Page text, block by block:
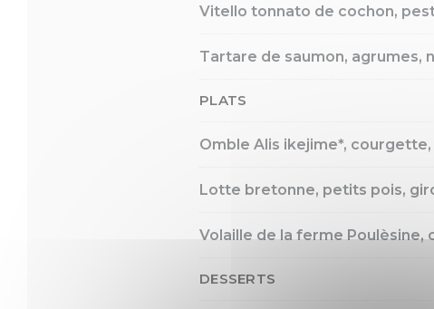
Vitello tonnato de cochon,
Tartare de saumon, agrumes,
PLATS
Omble Alis ikejime*,
Lotte bretonne, petits pois,
Volaille de la ferme Poulèsine,
DESSERTS